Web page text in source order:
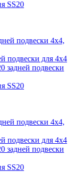
SS20
подвески 4х4,
подвески для 4х4
задней подвески
SS20
подвески 4х4,
подвески для 4х4
задней подвески
SS20